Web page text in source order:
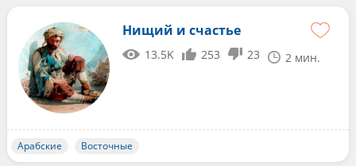
Нищий и счастье
13.5K 253 23 2 мин.
Арабские Восточные